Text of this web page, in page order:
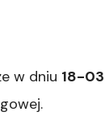
w dniu 18-